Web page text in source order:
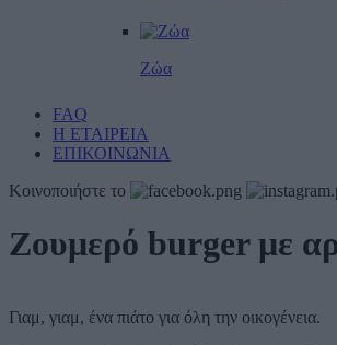
Ζώα
FAQ
Η ΕΤΑΙΡΕΙΑ
ΕΠΙΚΟΙΝΩΝΙΑ
Κοινοποιήστε το
Ζουμερό burger με
Γιαμ, γιαμ, ένα πιάτο για όλη την οικογένεια.